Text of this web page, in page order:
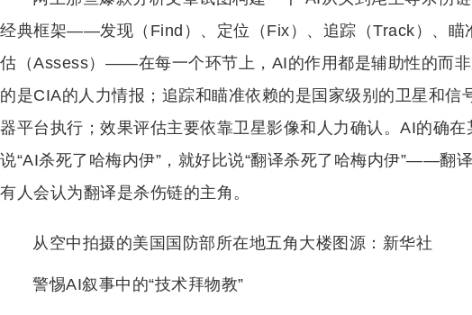
经典框架——发现（Find）、定位（Fix）、追踪（Track）、瞄
估（Assess）——在每一个环节上，AI的作用都是辅助性的而
的是CIA的人力情报；追踪和瞄准依赖的是国家级别的卫星和信
器平台执行；效果评估主要依靠卫星影像和人力确认。AI的确
说“AI杀死了哈梅内伊”，就好比说“翻译杀死了哈梅内伊”——翻
有人会认为翻译是杀伤链的主角。
从空中拍摄的美国国防部所在地五角大楼图源：新华社
警惕AI叙事中的“技术拜物教”